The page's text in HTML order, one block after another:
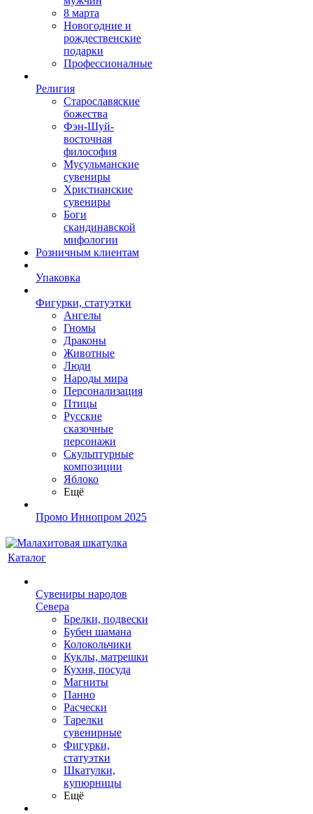
8 марта
Новогодние и
рождественские
подарки
Профессионалные
Религия
Старославяские
божества
Фэн-Шуй-
восточная
философия
Мусульманские
сувениры
Христианские
сувениры
Боги
скандинавской
мифологии
Розничным клиентам
Упаковка
Фигурки, статуэтки
Ангелы
Гномы
Драконы
Животные
Люди
Народы мира
Персонализация
Птицы
Русские
сказочные
персонажи
Скульптурные
композиции
Яблоко
Ещё
Промо Иннопром 2025
Каталог
Сувениры народов
Севера
Брелки, подвески
Бубен шамана
Колокольчики
Куклы, матрешки
Кухня, посуда
Магниты
Панно
Расчески
Тарелки
сувенирные
Фигурки,
статуэтки
Шкатулки,
купюрницы
Ещё